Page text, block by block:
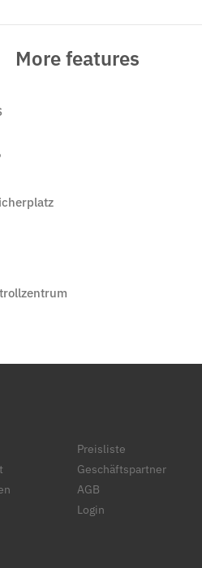
More features
Preisliste
Geschäftspartner
AGB
Login